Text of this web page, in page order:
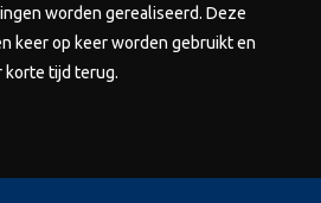
worden gerealiseerd. Deze
keer op keer worden gebruikt en
tijd terug.